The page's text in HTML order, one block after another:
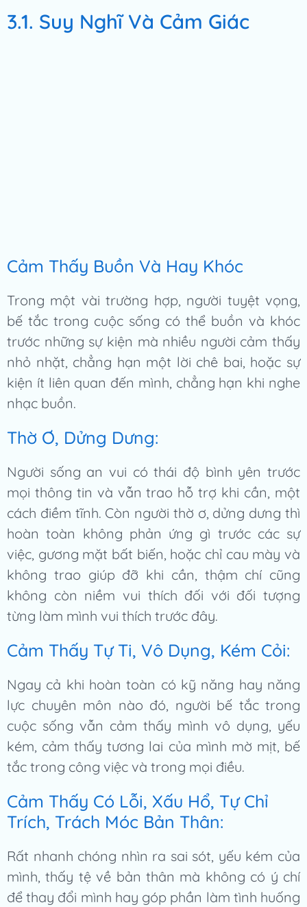
3.1. Suy Nghĩ Và Cảm Giác
Cảm Thấy Buồn Và Hay Khóc
Trong một vài trường hợp, người tuyệt vọng,
bế tắc trong cuộc sống có thể buồn và khóc
trước những sự kiện mà nhiều người cảm thấy
nhỏ nhặt, chẳng hạn một lời chê bai, hoặc sự
kiện ít liên quan đến mình, chẳng hạn khi nghe
nhạc buồn.
Thờ Ơ, Dửng Dưng:
Người sống an vui có thái độ bình yên trước
mọi thông tin và vẫn trao hỗ trợ khi cần, một
cách điềm tĩnh. Còn người thờ ơ, dửng dưng thì
hoàn toàn không phản ứng gì trước các sự
việc, gương mặt bất biến, hoặc chỉ cau mày và
không trao giúp đỡ khi cần, thậm chí cũng
không còn niềm vui thích đối với đối tượng
từng làm mình vui thích trước đây.
Cảm Thấy Tự Ti, Vô Dụng, Kém Cỏi:
Ngay cả khi hoàn toàn có kỹ năng hay năng
lực chuyên môn nào đó, người bế tắc trong
cuộc sống vẫn cảm thấy mình vô dụng, yếu
kém, cảm thấy tương lai của mình mờ mịt, bế
tắc trong công việc và trong mọi điều.
Cảm Thấy Có Lỗi, Xấu Hổ, Tự Chỉ
Trích, Trách Móc Bản Thân:
Rất nhanh chóng nhìn ra sai sót, yếu kém của
mình, thấy tệ về bản thân mà không có ý chí
để thay đổi mình hay góp phần làm tình huống